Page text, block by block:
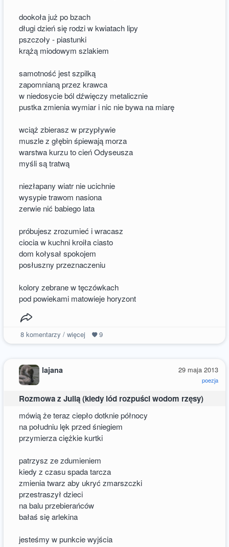
dookoła już po bzach
długi dzień się rodzi w kwiatach lipy
pszczoły - piastunki
krążą miodowym szlakiem
samotność jest szpilką
zapomnianą przez krawca
w niedosycie ból dźwięczy metalicznie
pustka zmienia wymiar i nic nie bywa na miarę
wciąż zbierasz w przypływie
muszle z głębin śpiewają morza
warstwa kurzu to cień Odyseusza
myśli są tratwą
niezłapany wiatr nie ucichnie
wysypie trawom nasiona
zerwie nić babiego lata
próbujesz zrozumieć i wracasz
ciocia w kuchni kroiła ciasto
dom kołysał spokojem
posłuszny przeznaczeniu
kolory zebrane w tęczówkach
pod powiekami matowieje horyzont
8komentarzy / więcej 9
29 maja 2013
poezja
lajana
Rozmowa z Julią (kiedy lód rozpuści wodom rzęsy)
mówią że teraz ciepło dotknie północy
na południu lęk przed śniegiem
przymierza ciężkie kurtki
patrzysz ze zdumieniem
kiedy z czasu spada tarcza
zmienia twarz aby ukryć zmarszczki
przestraszył dzieci
na balu przebierańców
bałaś się arlekina
jesteśmy w punkcie wyjścia